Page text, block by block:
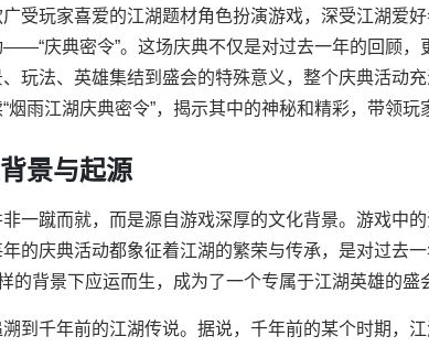
广受玩家喜爱的江湖题材角色扮演游戏，深受江湖爱
庆典密令”。这场庆典不仅是对过去一年的回顾，
玩法、英雄集结到盛会的特殊意义，整个庆典活动
烟雨江湖庆典密令”，揭示其中的神秘和精彩，带领玩
景与起源
一蹴而就，而是源自游戏深厚的文化背景。游戏中
的庆典活动都象征着江湖的繁荣与传承，是对过去一
的背景下应运而生，成为了一个专属于江湖英雄的盛
到千年前的江湖传说。据说，千年前的某个时期，